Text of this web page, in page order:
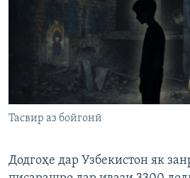
Тасвир аз бойгонӣ
Додгоҳе дар Узбекистон як